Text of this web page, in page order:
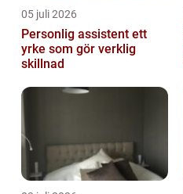
05 juli 2026
Personlig assistent ett
yrke som gör verklig
skillnad